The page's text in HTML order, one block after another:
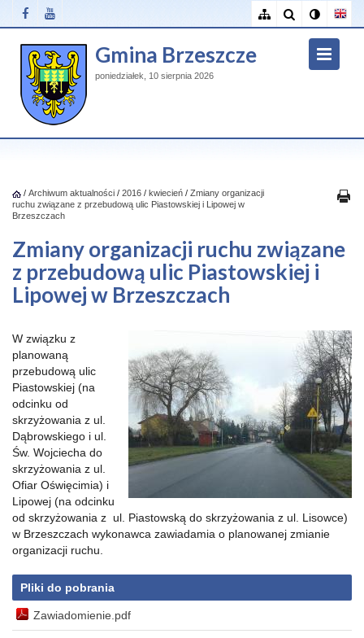
Gmina Brzeszcze
poniedziałek, 10 sierpnia 2026
/ Archiwum aktualności / 2016 / kwiecień / Zmiany organizacji
ruchu związane z przebudową ulic Piastowskiej i Lipowej w
Brzeszczach
Zmiany organizacji ruchu związane
z przebudową ulic Piastowskiej i
Lipowej w Brzeszczach
W związku z
planowaną
przebudową ulic
Piastowskiej (na
odcinku od
skrzyżowania z ul.
Dąbrowskiego i ul.
Św. Wojciecha do
skrzyżowania z ul.
Ofiar Oświęcimia) i
Lipowej (na odcinku
od skrzyżowania z ul. Piastowską do skrzyżowania z ul. Lisowce)
w Brzeszczach wykonawca zawiadamia o planowanej zmianie
organizacji ruchu.
Pliki do pobrania
Zawiadomienie.pdf